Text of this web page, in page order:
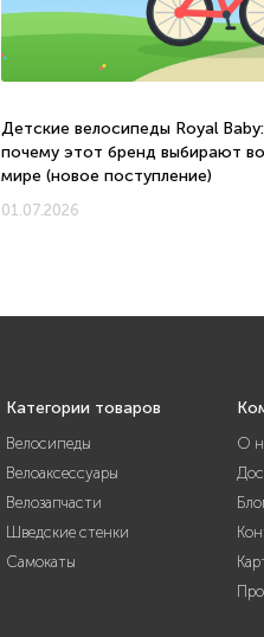
Детские велосипеды Royal Baby:
почему этот бренд выбирают
мире (новое поступление)
01.07.2026
Категории товаров
Велосипеды
Велоаксессуары
Велозапчасти
Шведские стенки
Самокаты
О